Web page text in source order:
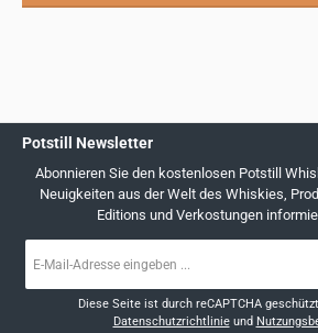
Potstill Newsletter
Abonnieren Sie den kostenlosen Potstill
Neuigkeiten aus der Welt des Whiskies,
Editions und Verkostungen
Mail-
Diese Seite ist durch reCAPTCHA
Datenschutzrichtlinieund